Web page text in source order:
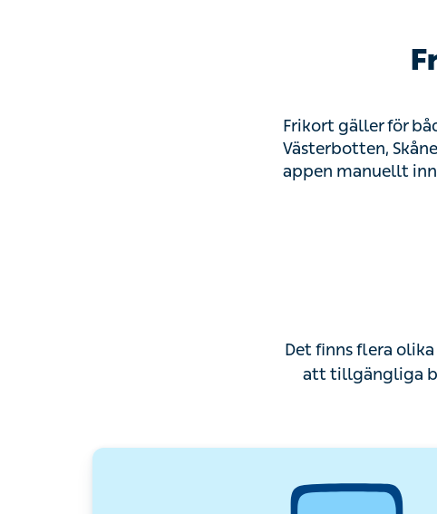
Frikort gäller för
Västerbotten,
appen manuellt
Det finns flera
att tillgängliga